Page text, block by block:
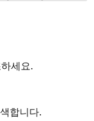
세요.
합니다.